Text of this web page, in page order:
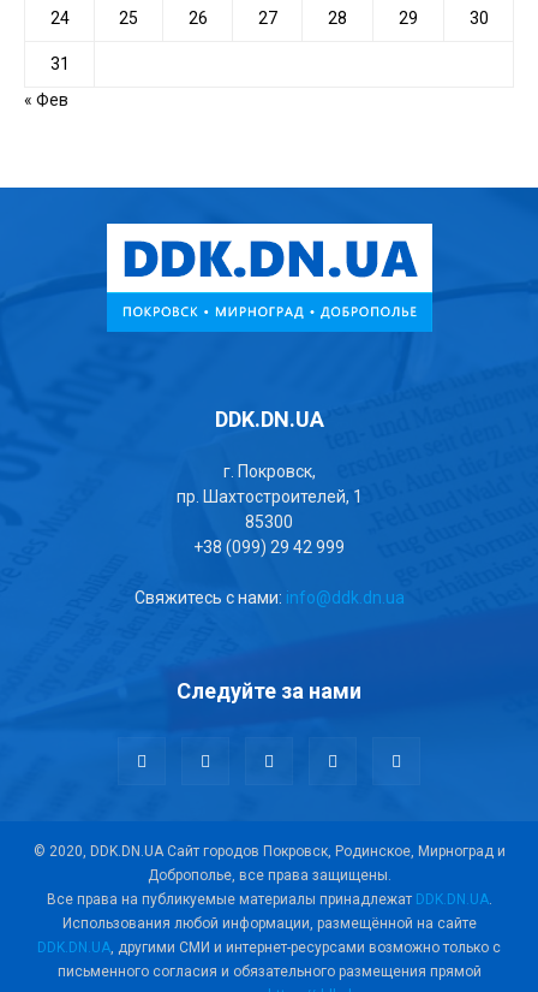
24 25 26 27 28 29 30
31
« Фев
DDK.DN.UA
г. Покровск,
пр. Шахтостроителей, 1
85300
+38 (099) 29 42 999
Свяжитесь с нами: info@ddk.dn.ua
Следуйте за нами
© 2020, DDK.DN.UA Сайт городов Покровск, Родинское, Мирноград и
Доброполье, все права защищены.
Все права на публикуемые материалы принадлежат DDK.DN.UA.
Использования любой информации, размещённой на сайте
DDK.DN.UA, другими СМИ и интернет-ресурсами возможно только с
письменного согласия и обязательного размещения прямой